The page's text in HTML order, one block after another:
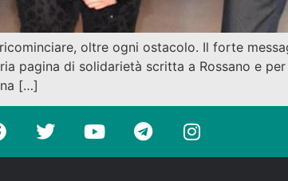
oltre ogni ostacolo. Il forte
pagina di solidarietà scritta a Rossano e
[…]